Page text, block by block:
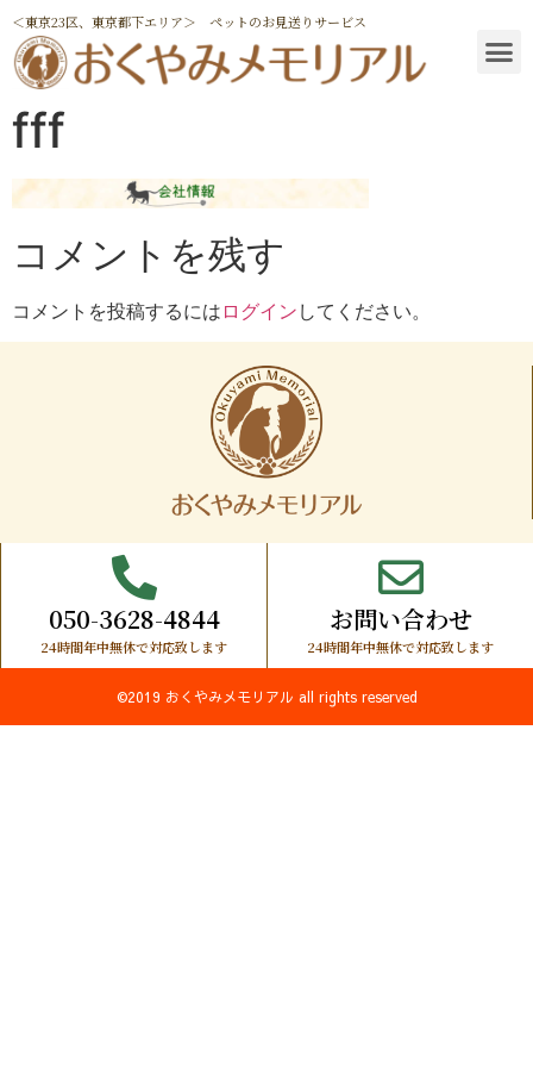
＜東京23区、東京都下エリア＞ ペットのお見送りサービス
fff
コメントを残す
コメントを投稿するには ログイン してください。
050-3628-4844
24時間年中無休で対応致します
お問い合わせ
24時間年中無休で対応致します
©2019 おくやみメモリアル all rights reserved